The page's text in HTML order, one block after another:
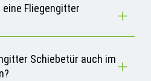
Fliegengitter
Schiebetür auch im